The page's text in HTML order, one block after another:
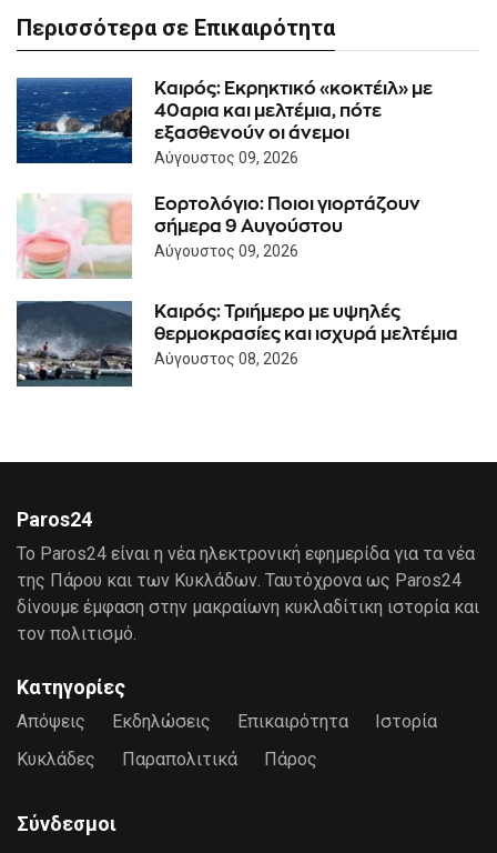
Περισσότερα σε Επικαιρότητα
Καιρός: Eκρηκτικό «κοκτέιλ» με
40αρια και μελτέμια, πότε
εξασθενούν οι άνεμοι
Αύγουστος 09, 2026
Εορτολόγιο: Ποιοι γιορτάζουν
σήμερα 9 Αυγούστου
Αύγουστος 09, 2026
Καιρός: Τριήμερο με υψηλές
θερμοκρασίες και ισχυρά μελτέμια
Αύγουστος 08, 2026
Paros24
Το Paros24 είναι η νέα ηλεκτρονική εφημερίδα για τα νέα
της Πάρου και των Κυκλάδων. Ταυτόχρονα ως Paros24
δίνουμε έμφαση στην μακραίωνη κυκλαδίτικη ιστορία και
τον πολιτισμό.
Κατηγορίες
Απόψεις Εκδηλώσεις Επικαιρότητα
Ιστορία
Κυκλάδες
Παραπολιτικά Πάρος
Σύνδεσμοι